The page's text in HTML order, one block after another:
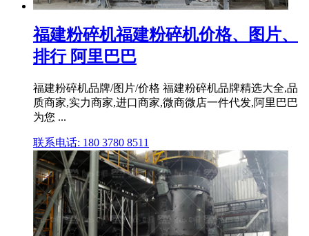
福建粉碎机福建粉碎机价格、图片、
排行 阿里巴巴
福建粉碎机品牌/图片/价格 福建粉碎机品牌精选大全,品
质商家,实力商家,进口商家,微商微店一件代发,阿里巴巴
为您 ...
联系电话: 180 3780 8511